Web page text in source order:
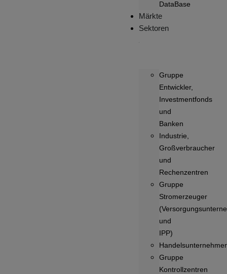
DataBase
Märkte
Sektoren
Gruppe
Entwickler,
Investmentfonds
und
Banken
Industrie,
Großverbraucher
und
Rechenzentren
Gruppe
Stromerzeuger
und
IPP)
Gruppe
Kontrollzentren